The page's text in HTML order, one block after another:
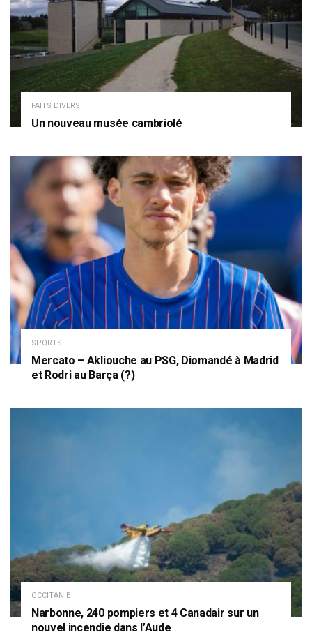
FAITS DIVERS
Un nouveau musée cambriolé
SPORTS
Mercato – Akliouche au PSG, Diomandé à Madrid
et Rodri au Barça (?)
OCCITANIE
Narbonne, 240 pompiers et 4 Canadair sur un
nouvel incendie dans l’Aude